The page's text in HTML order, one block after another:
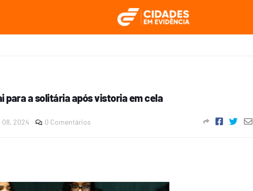
para a solitária após vistoria em cela
08, 2024 0 Comentários